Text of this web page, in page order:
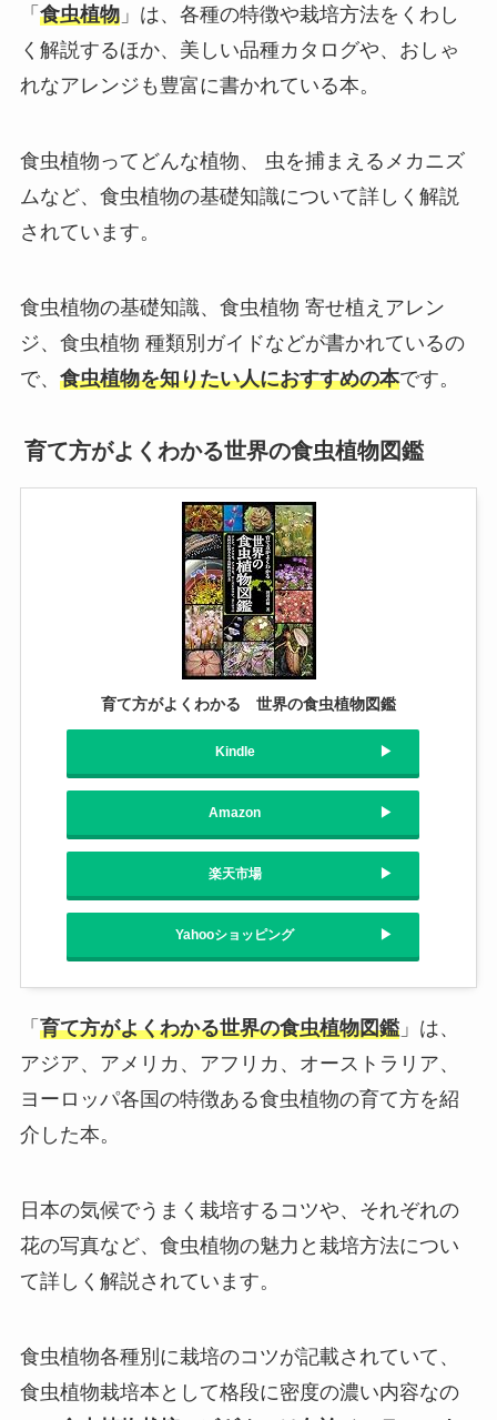
「 食虫植物」は、各種の特徴や栽培方法をくわし
く解説するほか、美しい品種カタログや、おしゃ
れなアレンジも豊富に書かれている本。
食虫植物ってどんな植物、 虫を捕まえるメカニズ
ムなど、食虫植物の基礎知識について詳しく解説
されています。
食虫植物の基礎知識、食虫植物 寄せ植えアレン
ジ、食虫植物 種類別ガイドなどが書かれているの
で、 食虫植物を知りたい人におすすめの本です。
育て方がよくわかる世界の食虫植物図鑑
育て方がよくわかる 世界の食虫植物図鑑
Kindle
Amazon
楽天市場
Yahooショッピング
「 育て方がよくわかる世界の食虫植物図鑑」は、
アジア、アメリカ、アフリカ、オーストラリア、
ヨーロッパ各国の特徴ある食虫植物の育て方を紹
介した本。
日本の気候でうまく栽培するコツや、それぞれの
花の写真など、食虫植物の魅力と栽培方法につい
て詳しく解説されています。
食虫植物各種別に栽培のコツが記載されていて、
食虫植物栽培本として格段に密度の濃い内容なの